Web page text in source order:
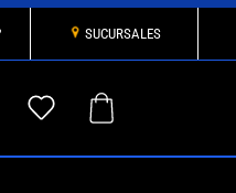
SUCURSALES